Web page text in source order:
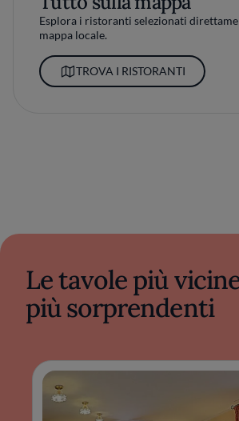
Esplora i ristoranti selezionati
mappa locale.
TROVA I RISTORANTI
Le tavole più
più sorprendenti